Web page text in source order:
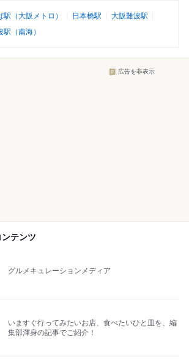
駅（大阪メトロ） 日本橋駅
大阪難波駅
駅（南海）
広告を非表示
テンツ
グルメキュレーションメディア
いますぐ行ってみたいお店、食べたいひと皿を、編
集部渾身の記事でご紹介！